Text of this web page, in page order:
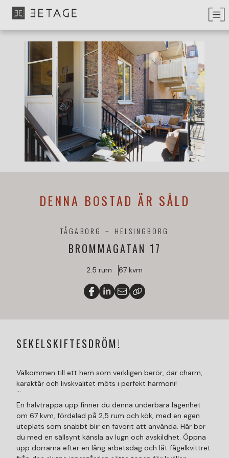
DENNA BOSTAD ÄR SÅLD
BROMMAGATAN 17
TÅGABORG HELSINGBORG
2.5 rum 67 kvm
SEKELSKIFTESDRÖM!
Välkommen till ett hem som verkligen berör, där charm,
karaktär och livskvalitet möts i perfekt harmoni!
En halvtrappa upp finner du denna underbara lägenhet
om 67 kvm, fördelad på 2,5 rum och kök, med en egen
uteplats som snabbt blir en favorit att använda. Här bor
du med en sällsynt känsla av lugn och avskildhet. Öppna
upp dörrarna efter en lång arbetsdag och låt fågelkvittret